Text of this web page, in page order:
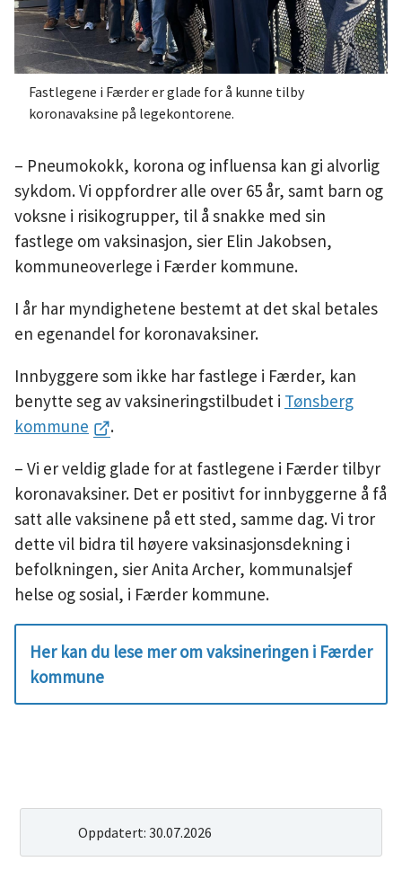
Fastlegene i Færder er glade for å kunne tilby
koronavaksine på legekontorene.
– Pneumokokk, korona og influensa kan gi alvorlig
sykdom. Vi oppfordrer alle over 65 år, samt barn og
voksne i risikogrupper, til å snakke med sin
fastlege om vaksinasjon, sier Elin Jakobsen,
kommuneoverlege i Færder kommune.
I år har myndighetene bestemt at det skal betales
en egenandel for koronavaksiner.
Innbyggere som ikke har fastlege i Færder, kan
benytte seg av vaksineringstilbudet i Tønsberg
kommune
.
– Vi er veldig glade for at fastlegene i Færder tilbyr
koronavaksiner. Det er positivt for innbyggerne å få
satt alle vaksinene på ett sted, samme dag. Vi tror
dette vil bidra til høyere vaksinasjonsdekning i
befolkningen, sier Anita Archer, kommunalsjef
helse og sosial, i Færder kommune.
Her kan du lese mer om vaksineringen i Færder
kommune
Oppdatert: 30.07.2026